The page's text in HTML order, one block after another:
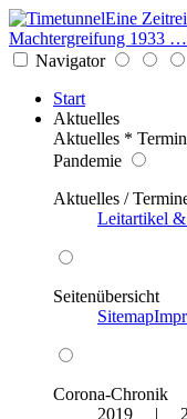
Eine
Machtergreifung 1933 …
Navigator
Start
Aktuelles
Aktuelles *
Pandemie
Aktuelles /
Leitartikel
Seitenübersicht
Sitemap
Corona-Chronik
2019 |